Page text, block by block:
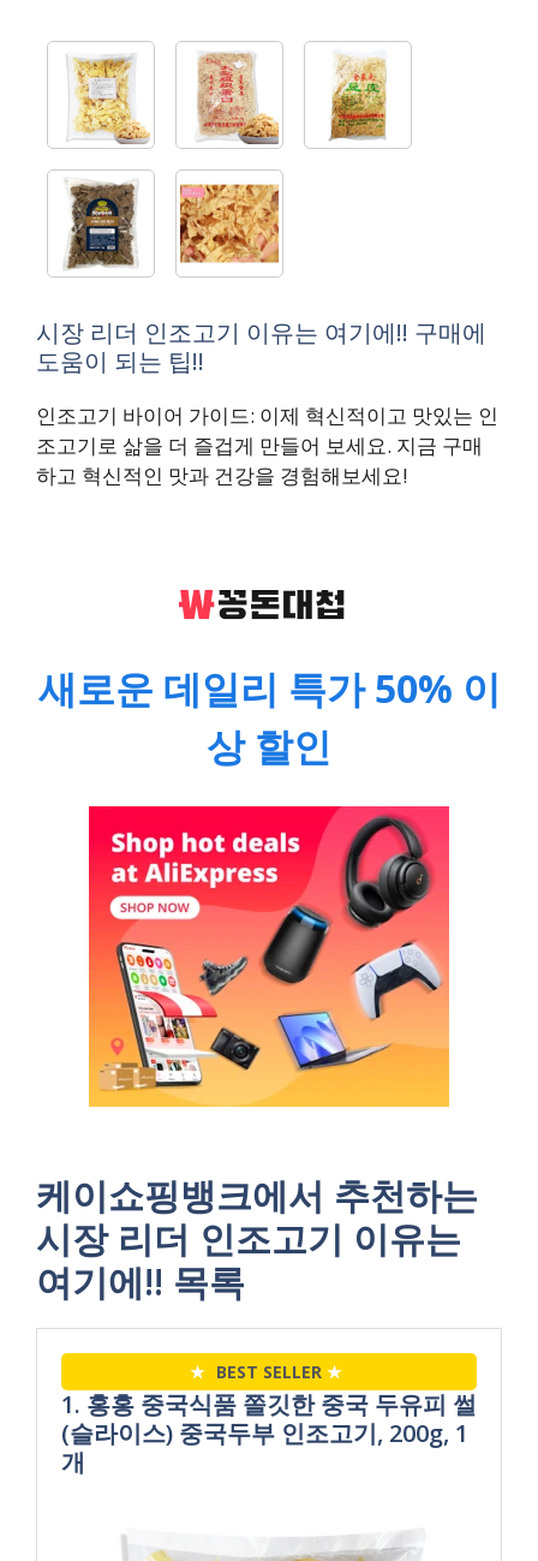
시장 리더 인조고기 이유는 여기에!! 구매에
도움이 되는 팁!!
인조고기 바이어 가이드: 이제 혁신적이고 맛있는 인
조고기로 삶을 더 즐겁게 만들어 보세요. 지금 구매
하고 혁신적인 맛과 건강을 경험해보세요!
새로운 데일리 특가 50% 이
상 할인
케이쇼핑뱅크에서 추천하는
시장 리더 인조고기 이유는
여기에!! 목록
★ BEST SELLER ★
1. 홍홍 중국식품 쫄깃한 중국 두유피 썰
(슬라이스) 중국두부 인조고기, 200g, 1
개